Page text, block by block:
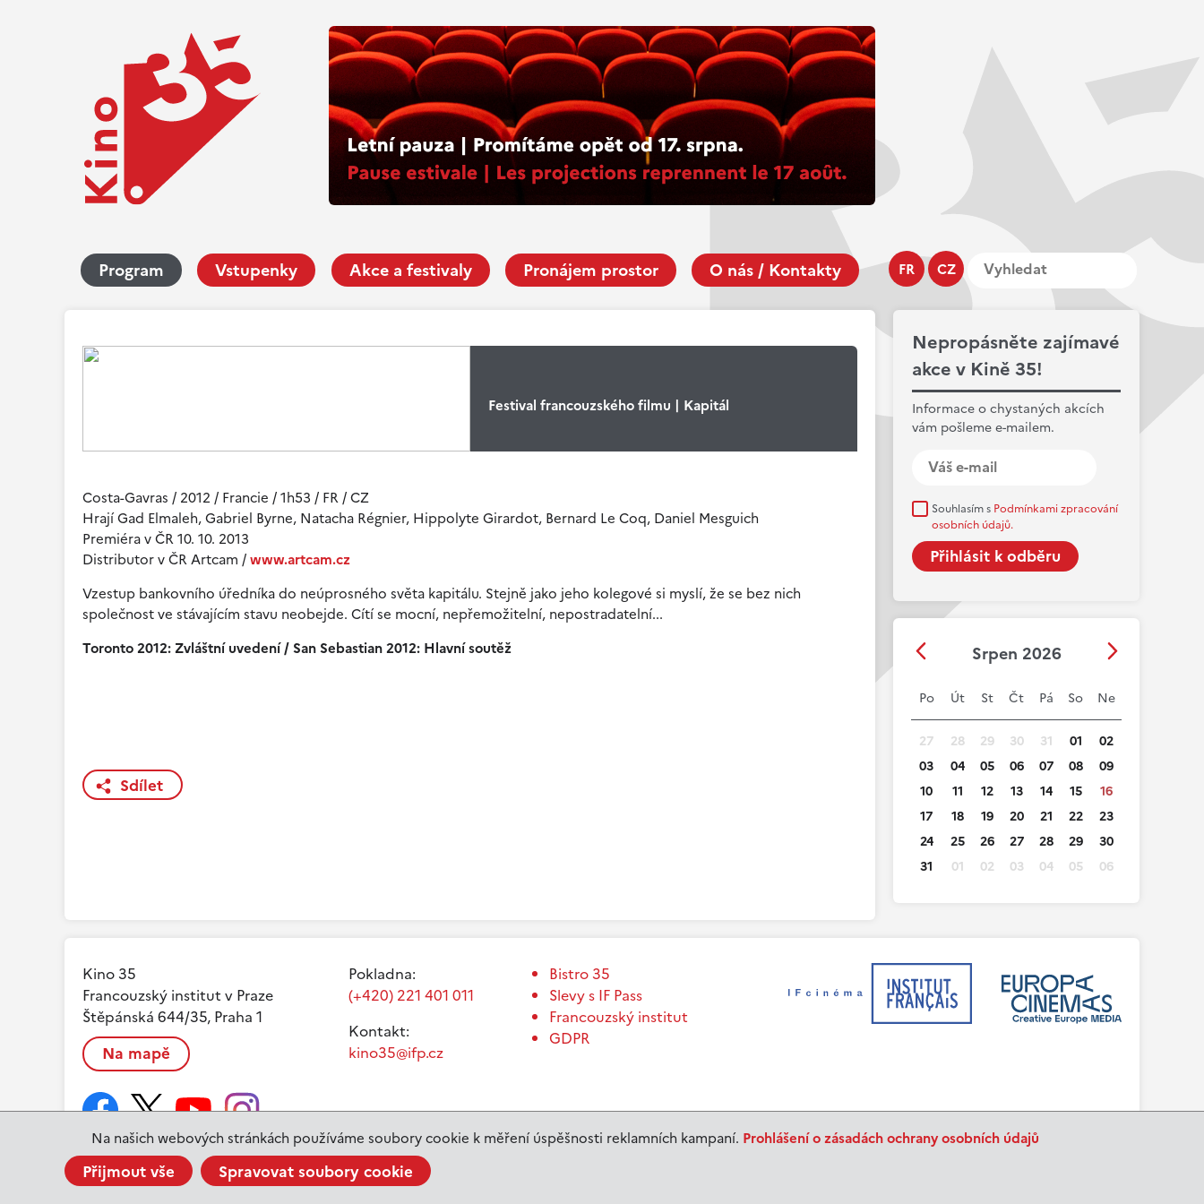
Na našich webových stránkách používáme soubory cookie k měření úspěšnosti reklamních kampaní. Prohlášení o zásadách ochrany osobních údajů
Přijmout vše Spravovat soubory cookie
FR CZ
Program Vstupenky Akce a festivaly Pronájem prostor O nás / Kontakty
Nepropásněte zajímavé
akce v Kině 35!
Informace o chystaných akcích
vám pošleme e-mailem.
Souhlasím s Podmínkami zpracování
osobních údajů.
Srpen 2026
Po Út St Čt Pá So Ne
27 28 29 30 31 01
02
03
04 05 06 07 08
09
10
11 12 13 14 15
16
17
18 19 20 21 22
23
24
25 26 27 28 29
30
31
01 02 03 04 05 06
Festival francouzského filmu | Kapitál
Costa-Gavras / 2012 / Francie / 1h53 / FR / CZ
Hrají Gad Elmaleh, Gabriel Byrne, Natacha Régnier, Hippolyte Girardot, Bernard Le Coq, Daniel Mesguich
Premiéra v ČR 10. 10. 2013
Distributor v ČR Artcam /www.artcam.cz
Vzestup bankovního úředníka do neúprosného světa kapitálu. Stejně jako jeho kolegové si myslí, že se bez nich
společnost ve stávajícím stavu neobejde. Cítí se mocní, nepřemožitelní, nepostradatelní...
Toronto 2012: Zvláštní uvedení / San Sebastian 2012: Hlavní soutěž
Sdílet
Kino 35
Francouzský institut v Praze
Štěpánská 644/35, Praha 1
Na mapě
Pokladna:
(+420) 221 401 011
Kontakt:
kino35@ifp.cz
Bistro 35
Slevy s IF Pass
Francouzský institut
GDPR
© 2023 Institut français de Prague |www.ifp.cz